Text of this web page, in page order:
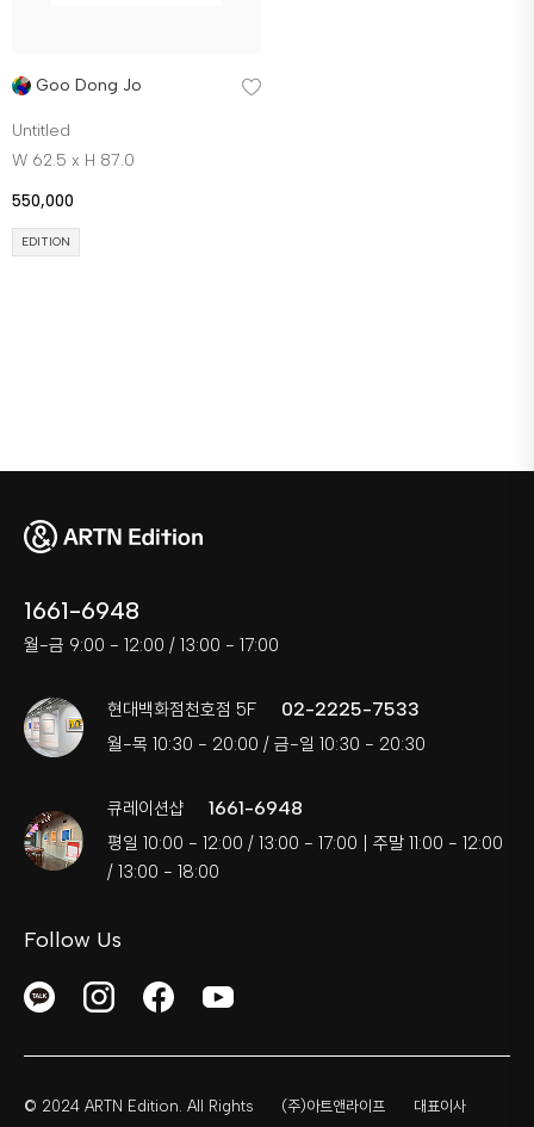
Goo Dong Jo
Untitled
W 62.5 x H 87.0
550,000
EDITION
1661-6948
월-금 9:00 - 12:00 / 13:00 - 17:00
현대백화점천호점 5F 02-2225-7533
월-목 10:30 - 20:00 / 금-일 10:30 - 20:30
큐레이션샵 1661-6948
평일 10:00 - 12:00 / 13:00 - 17:00 | 주말 11:00 - 12:00
/ 13:00 - 18:00
Follow Us
© 2024 ARTN Edition. All Rights
(주)아트앤라이프
대표이사